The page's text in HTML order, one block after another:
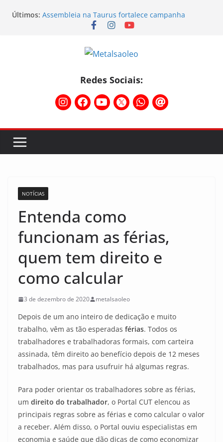
Últimos: 2026/2027
Assembleia na Taurus fortalece campanha
Nota de repúdio
mobilização dos metalúrgicos
Temporal destelha Ginásio Bigornão
Redes Sociais:
NOTÍCIAS
Entenda como
funcionam as férias,
quem tem direito e
como calcular
3 de dezembro de 2020 metalsaoleo
Depois de um ano inteiro de dedicação e muito
trabalho, vêm as tão esperadas férias. Todos os
trabalhadores e trabalhadoras formais, com carteira
assinada, têm direito ao benefício depois de 12 meses
trabalhados, mas para usufruir há algumas regras.
Para poder orientar os trabalhadores sobre as férias,
um direito do trabalhador, o Portal CUT elencou as
principais regras sobre as férias e como calcular o valor
a receber. Além disso, o Portal ouviu especialistas em
economia e saúde que dão dicas de como economizar